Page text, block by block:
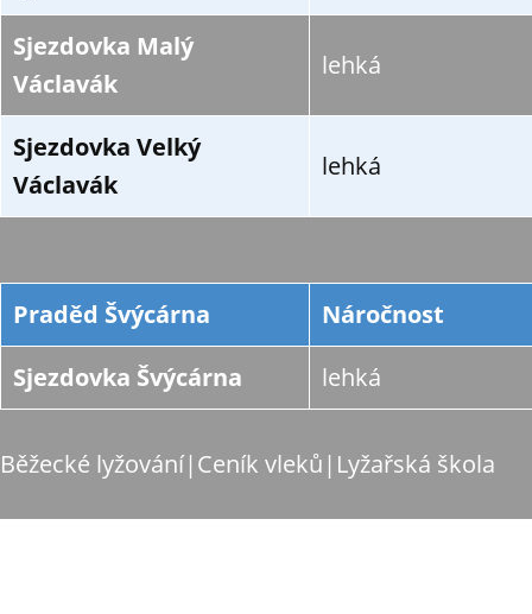
Sjezdovka Malý
Václavák
lehká
Sjezdovka Velký
Václavák
lehká
Praděd Švýcárna
Náročnost
Sjezdovka Švýcárna
lehká
Běžecké lyžování| Ceník vleků | Lyžařská škola